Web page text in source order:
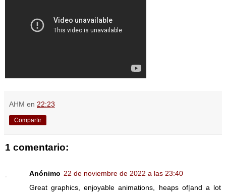
AHM en 22:23
Compartir
1 comentario:
Anónimo 22 de noviembre de 2022 a las 23:40
Great graphics, enjoyable animations, heaps of|and a lot